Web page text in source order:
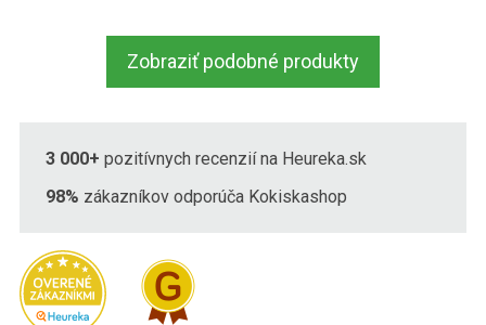
Zobraziť podobné produkty
3 000+ pozitívnych recenzií na Heureka.sk
98% zákazníkov odporúča Kokiskashop